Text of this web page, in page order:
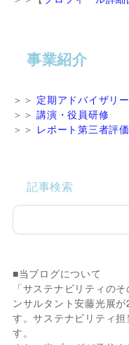
事業紹介
＞＞ 定期アドバイザリー
＞＞講演・役員研修
＞＞ レポート第三者評価
記事検索
■当ブログについて
「サステナビリティの
ンサルタント安藤光展
す。サステナビリティ
す。